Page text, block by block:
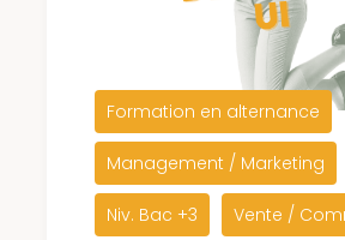
Formation en alternance
Management / Marketing
Niv. Bac +3 Vente /